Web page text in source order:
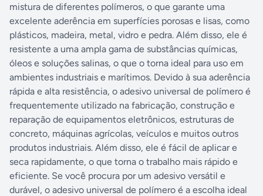
mistura de diferentes polímeros, o que garante uma
excelente aderência em superfícies porosas e lisas, como
plásticos, madeira, metal, vidro e pedra. Além disso, ele é
resistente a uma ampla gama de substâncias químicas,
óleos e soluções salinas, o que o torna ideal para uso em
ambientes industriais e marítimos. Devido à sua aderência
rápida e alta resistência, o adesivo universal de polímero é
frequentemente utilizado na fabricação, construção e
reparação de equipamentos eletrônicos, estruturas de
concreto, máquinas agrícolas, veículos e muitos outros
produtos industriais. Além disso, ele é fácil de aplicar e
seca rapidamente, o que torna o trabalho mais rápido e
eficiente. Se você procura por um adesivo versátil e
durável, o adesivo universal de polímero é a escolha ideal